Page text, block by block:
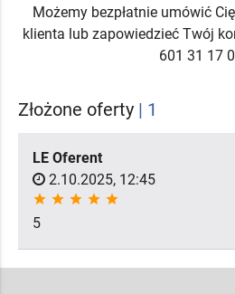
Możemy bezpłatnie umówić
klienta lub zapowiedzieć Twój
601 31 17
Złożone oferty | 1
LE Oferent
2.10.2025, 12:45
star star star star star
5